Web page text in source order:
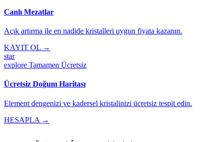
Canlı Mezatlar
Açık artırma ile en nadide kristalleri uygun fiyata kazanın.
KAYIT OL →
star
explore Tamamen Ücretsiz
Ücretsiz Doğum Haritası
Element dengenizi ve kadersel kristalinizi ücretsiz tespit edin.
HESAPLA →